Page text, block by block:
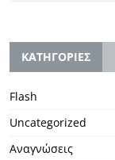
KΑΤΗΓΟΡΙΕΣ
Flash
Uncategorized
Αναγνώσεις